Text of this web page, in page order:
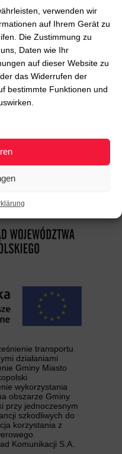
verwenden wir
auf Ihrem Gerät zu
Die Zustimmung zu
Daten wie Ihr
auf dieser Website zu
das Widerrufen der
bestimmte Funktionen und
transportu
działaniami
Gminy Miasto
wykorzystania
obszarze Gminy
przy jednoczesnym
szkodliwych do
korzystania z
Komunikacji S.A.